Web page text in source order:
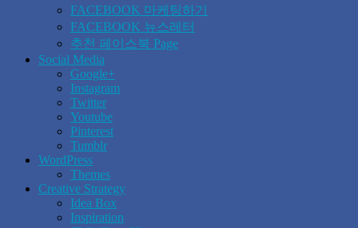
FACEBOOK 마케팅하기
FACEBOOK 뉴스레터
추천 페이스북 Page
Social Media
Google+
Instagram
Twitter
Youtube
Pinterest
Tumblr
WordPress
Themes
Creative Strategy
Idea Box
Inspiration